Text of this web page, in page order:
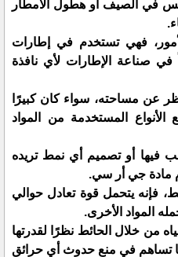
في الصيف أو هطول الأمطار
فهي تستخدم في إطارات
في صناعة الإطارات لأي نافذة
عن مساحته، سواء كان كبيرًا
المستخدمة من المواد
فيها أو تصميم أي نمط تريده
مادة جي أر سي.
فإنه يتحمل قوة تعادل حوالي
المواد الأخرى.
من خلال الحائط نظرًا لقدرتها
تساهم في منع حدوث أي حرائق